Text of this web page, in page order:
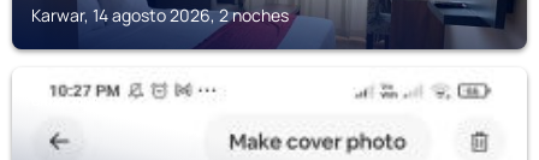
Karwar, 14 agosto 2026, 2 noches
CANACONA